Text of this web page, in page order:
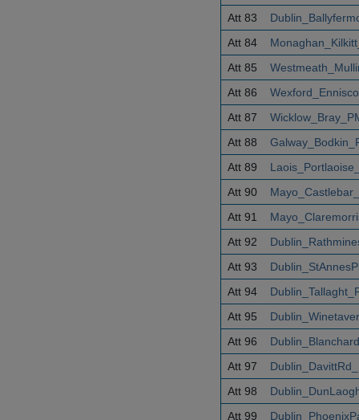
Att 83
Att 84
Att 85
Att 86
Att 87
Att 88
Att 89
Att 90
Att 91
Att 92
Att 93
Att 94
Att 95
Att 96
Att 97
Att 98
Att 99